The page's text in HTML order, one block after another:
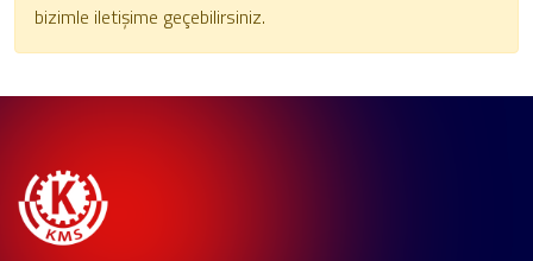
bizimle iletişime geçebilirsiniz.